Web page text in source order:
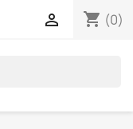
shopping_cart (0)
